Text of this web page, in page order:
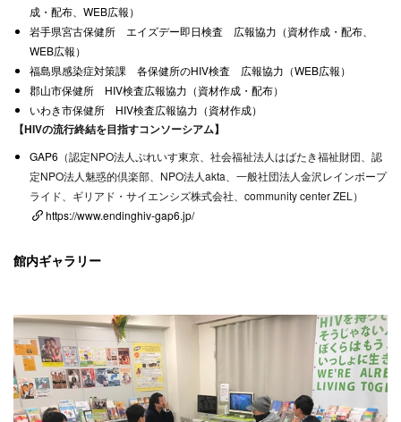
成・配布、WEB広報）
岩手県宮古保健所 エイズデー即日検査 広報協力（資材作成・配布、
WEB広報）
福島県感染症対策課 各保健所のHIV検査 広報協力（WEB広報）
郡山市保健所 HIV検査広報協力（資材作成・配布）
いわき市保健所 HIV検査広報協力（資材作成）
【HIVの流行終結を目指すコンソーシアム】
GAP6 （認定NPO法人ぷれいす東京、社会福祉法人はばたき福祉財団、認
定NPO法人魅惑的倶楽部、NPO法人akta、一般社団法人金沢レインボープ
ライド、ギリアド・サイエンシズ株式会社、community center ZEL）
https://www.endinghiv-gap6.jp/
館内ギャラリー